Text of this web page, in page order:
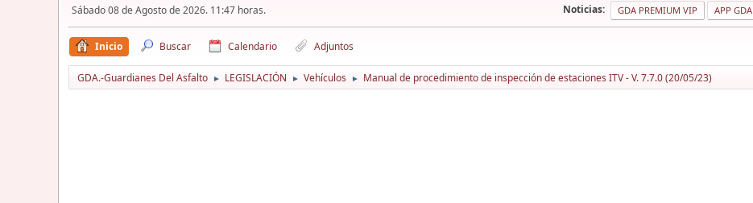
Sábado 08 de Agosto de 2026. 11:47 horas. Noticias: GDA PREMIUM VIP APP GDA
Inicio Buscar Calendario Adjuntos
GDA.-Guardianes Del Asfalto ► LEGISLACIÓN ► Vehículos ► Manual de procedimiento de inspección de estaciones ITV - V. 7.7.0 (20/05/23)